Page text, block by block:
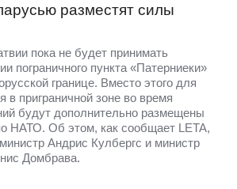
разместят силы
пока не будет принимать
пограничного пункта «Патерниеки»
границе. Вместо этого для
в приграничной зоне во время
будут дополнительно размещены
НАТО. Об этом, как сообщает LETA,
Андрис Кулбергс и министр
Домбрава.